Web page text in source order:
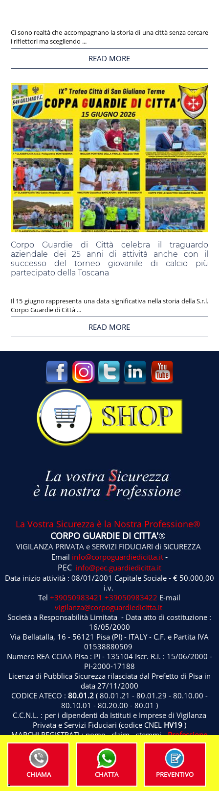
Ci sono realtà che accompagnano la storia di una città senza cercare
i riflettori ma scegliendo ...
READ MORE
Corpo Guardie di Città celebra il traguardo
aziendale dei 25 anni di attività anche con il
successo del torneo giovanile di calcio più
partecipato della Toscana
Il 15 giugno rappresenta una data significativa nella storia della S.r.l.
Corpo Guardie di Città ...
READ MORE
La Vostra Sicurezza è la Nostra Professione®
CORPO GUARDIE DI CITTA'®
VIGILANZA PRIVATA e SERVIZI FIDUCIARI di SICUREZZA
Email info@corpoguardiedicitta.it-
PEC info@pec.guardiedicitta.it
Data inizio attività : 08/01/2001 Capitale Sociale - € 50.000,00
i.v.
Tel+39050983421 +39050983422 E-mail
vigilanza@corpoguardiedicitta.it
Società a Responsabilità Limitata - Data atto di costituzione :
16/05/2000
Via Bellatalla, 16 - 56121 Pisa (PI) - ITALY - C.F. e Partita IVA
01538880509
Numero REA CCIAA Pisa : PI - 135104 Iscr. R.I. : 15/06/2000 -
PI-2000-17188
Licenza di Pubblica Sicurezza rilasciata dal Prefetto di Pisa in
data 27/11/2000
CODICE ATECO : 80.01.2( 80.01.21 - 80.01.29 - 80.10.00 -
80.10.01 - 80.20.00 - 80.01 )
C.C.N.L. : per i dipendenti da Istituti e Imprese di Vigilanza
Privata e Servizi Fiduciari (codice CNEL HV19 )
MARCHI REGISTRATI : nome - claim - stemmi -Professione
Sicurezza® ( Classificazione di Nizza 9 - 12 - 36 - 37 - 38 - 42 -
45)
Privacy Policy
CHIAMA CHATTA PREVENTIVO